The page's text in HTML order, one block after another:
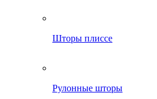
Шторы плиссе
Рулонные шторы